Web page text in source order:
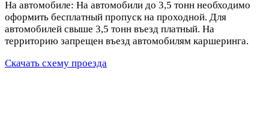
На автомобиле: На автомобили до 3,5 тонн необходимо
оформить бесплатный пропуск на проходной. Для
автомобилей свыше 3,5 тонн въезд платный. На
территорию запрещен въезд автомобилям каршеринга.
Скачать схему проезда